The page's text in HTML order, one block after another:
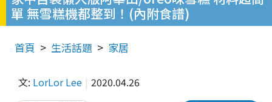
單 無雪糕機都整到！(內附食譜)
首頁 生活話題 家居
文: LorLor Lee 2020.04.26